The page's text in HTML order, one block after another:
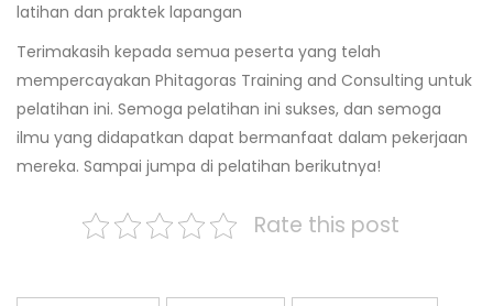
latihan dan praktek lapangan
Terimakasih kepada semua peserta yang telah
mempercayakan Phitagoras Training and Consulting untuk
pelatihan ini. Semoga pelatihan ini sukses, dan semoga
ilmu yang didapatkan dapat bermanfaat dalam pekerjaan
mereka. Sampai jumpa di pelatihan berikutnya!
Rate this post